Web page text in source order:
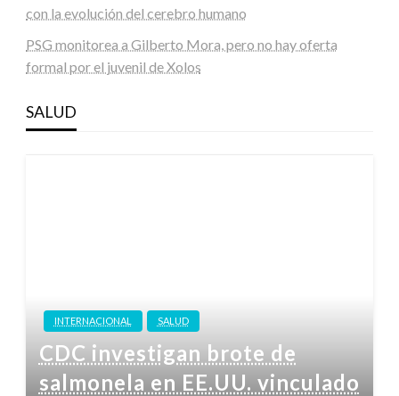
con la evolución del cerebro humano
PSG monitorea a Gilberto Mora, pero no hay oferta
formal por el juvenil de Xolos
SALUD
INTERNACIONAL SALUD
CDC investigan brote de
salmonela en EE.UU. vinculado